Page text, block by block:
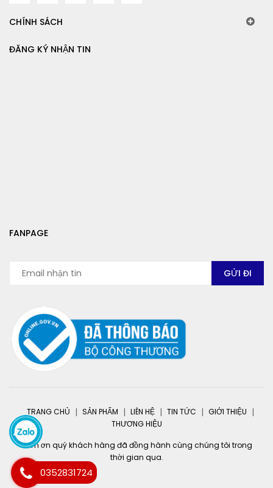
CHÍNH SÁCH
ĐĂNG KÝ NHẬN TIN
FANPAGE
TRANG CHỦ SẢN PHẨM LIÊN HỆ TIN TỨC
GIỚI THIỆU
THƯƠNG HIỆU
Cảm ơn quý khách hàng đã đồng hành cùng chúng tôi trong
thời gian qua.
0352831724